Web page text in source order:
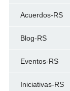
Acuerdos-RS
Blog-RS
Eventos-RS
Iniciativas-RS